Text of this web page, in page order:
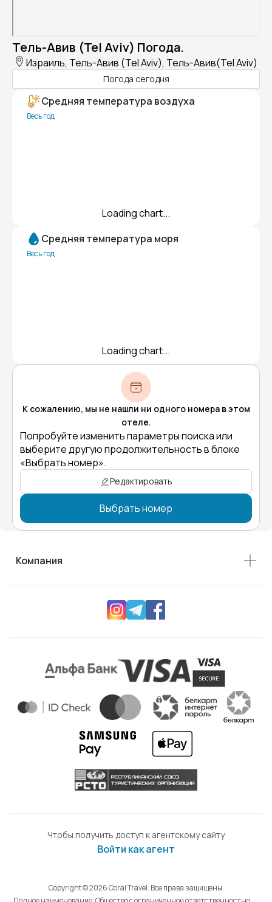
Тель-Авив (Tel Aviv) Погода.
Израиль, Тель-Авив (Tel Aviv), Тель-Авив(Tel Aviv)
Погода сегодня
Средняя температура воздуха
Весь год
Loading chart...
Средняя температура моря
Весь год
Loading chart...
К сожалению, мы не нашли ни одного номера в этом
отеле.
Попробуйте изменить параметры поиска или
выберите другую продолжительность в блоке
«Выбрать номер».
Редактировать
Выбрать номер
Компания
Чтобы получить доступ к агентскому сайту
Войти как агент
Copyright © 2026 Coral Travel. Все права защищены.